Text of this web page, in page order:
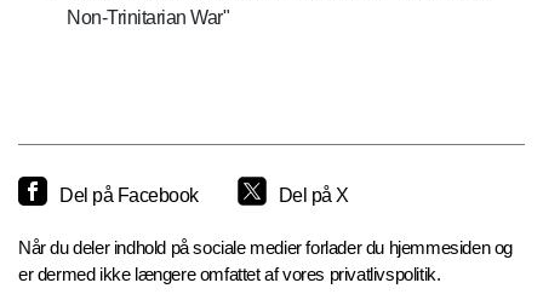
Non-Trinitarian War"
Del på Facebook Del på X
Når du deler indhold på sociale medier forlader du hjemmesiden og
er dermed ikke længere omfattet af vores privatlivspolitik.